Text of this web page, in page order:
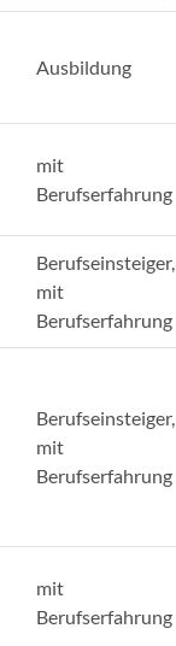
Ausbildung
mit
Berufserfahrung
Berufseinsteiger,
mit
Berufserfahrung
Berufseinsteiger,
mit
Berufserfahrung
mit
Berufserfahrung